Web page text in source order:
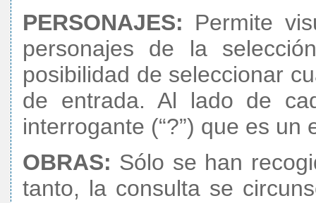
PERSONAJES: Permite
personajes de la
posibilidad de seleccionar
de entrada. Al lado de
interrogante (“?”) que es
OBRAS: Sólo se han
tanto, la consulta se